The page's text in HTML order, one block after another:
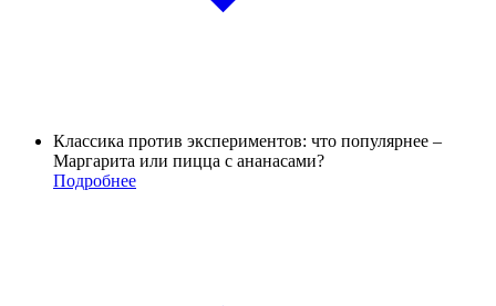
Классика против экспериментов: что популярнее –
Маргарита или пицца с ананасами?
Подробнее